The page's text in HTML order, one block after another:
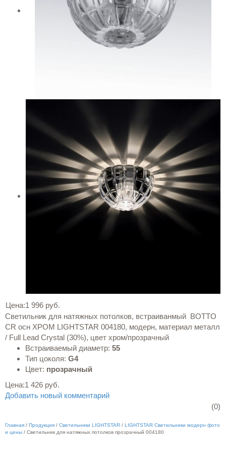
Цена:1 996 руб.
Светильник для натяжных потолков, встраиванмый BOTTO
CR осн ХРОМ LIGHTSTAR 004180, модерн, материал металл
/ Full Lead Crystal (30%), цвет хром/прозрачный
Встраиваемый диаметр: 55
Тип цоколя: G4
Цвет: прозрачный
Цена:1 426 руб.
Добавить новый комментарий
(0)
Главная / Продукция / Светильники LIGHTSTAR / LIGHTSTAR Светильники модерн фото
и цены / Светильник для натяжных потолков прозрачный 004180